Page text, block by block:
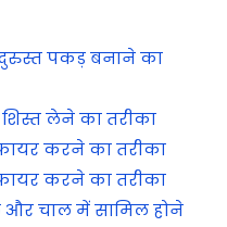
दुरुस्त पकड़ बनाने का
शिस्त लेने का तरीका
फायर करने का तरीका
फायर करने का तरीका
और चाल में सामिल होने